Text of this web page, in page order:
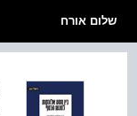
שלום אורח